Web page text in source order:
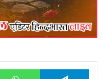
WhatsApp